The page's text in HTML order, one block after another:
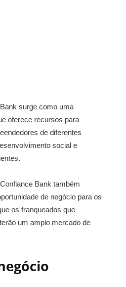
surge como uma
oferece recursos para
de diferentes
social e
Bank também
de negócio para os
os franqueados que
um amplo mercado de